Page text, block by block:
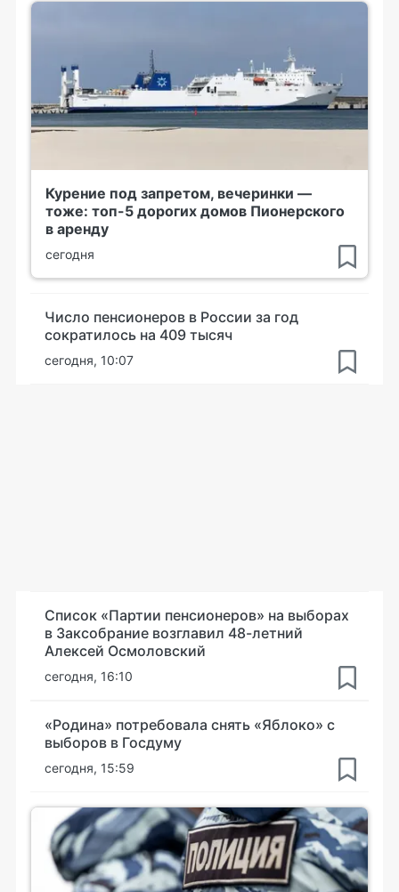
Курение под запретом, вечеринки —
тоже: топ-5 дорогих домов Пионерского
в аренду
сегодня
Число пенсионеров в России за год
сократилось на 409 тысяч
сегодня, 10:07
Список «Партии пенсионеров» на выборах
в Заксобрание возглавил 48-летний
Алексей Осмоловский
сегодня, 16:10
«Родина» потребовала снять «Яблоко» с
выборов в Госдуму
сегодня, 15:59